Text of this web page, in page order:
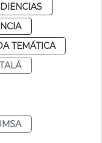
TEMÁTICA